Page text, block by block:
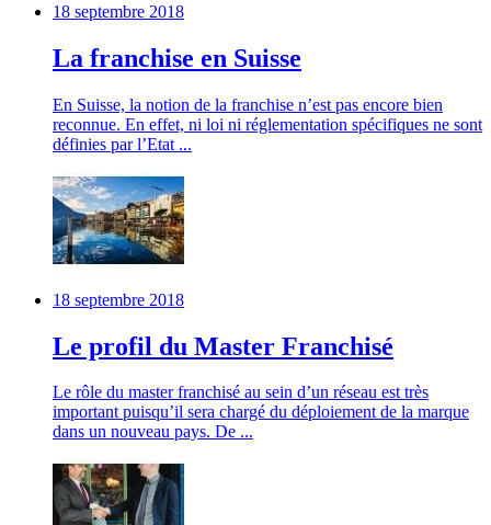
18 septembre 2018
La franchise en Suisse
En Suisse, la notion de la franchise n’est pas encore bien
reconnue. En effet, ni loi ni réglementation spécifiques ne sont
définies par l’Etat ...
18 septembre 2018
Le profil du Master Franchisé
Le rôle du master franchisé au sein d’un réseau est très
important puisqu’il sera chargé du déploiement de la marque
dans un nouveau pays. De ...